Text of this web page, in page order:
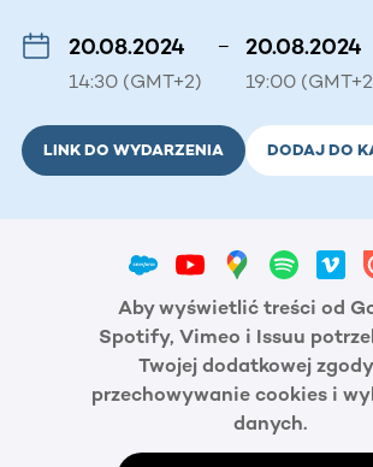
20.08.2024
14:30 (GMT+2)
– 20.08.2024
19:00
LINK DO WYDARZENIA DODAJ DO
Aby wyświetlić treści od
Spotify, Vimeo i Issuu
Twojej dodatkowej
przechowywanie cookies i
danych.